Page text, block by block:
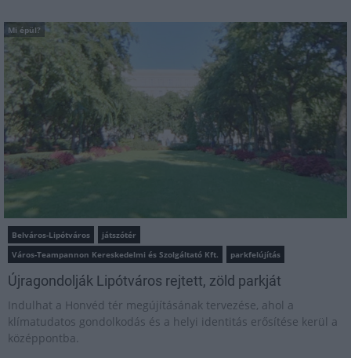
Mi épül?
Belváros-Lipótváros
játszótér
Város-Teampannon Kereskedelmi és Szolgáltató Kft.
parkfelújítás
Újragondolják Lipótváros rejtett, zöld parkját
Indulhat a Honvéd tér megújításának tervezése, ahol a
klímatudatos gondolkodás és a helyi identitás erősítése kerül a
középpontba.